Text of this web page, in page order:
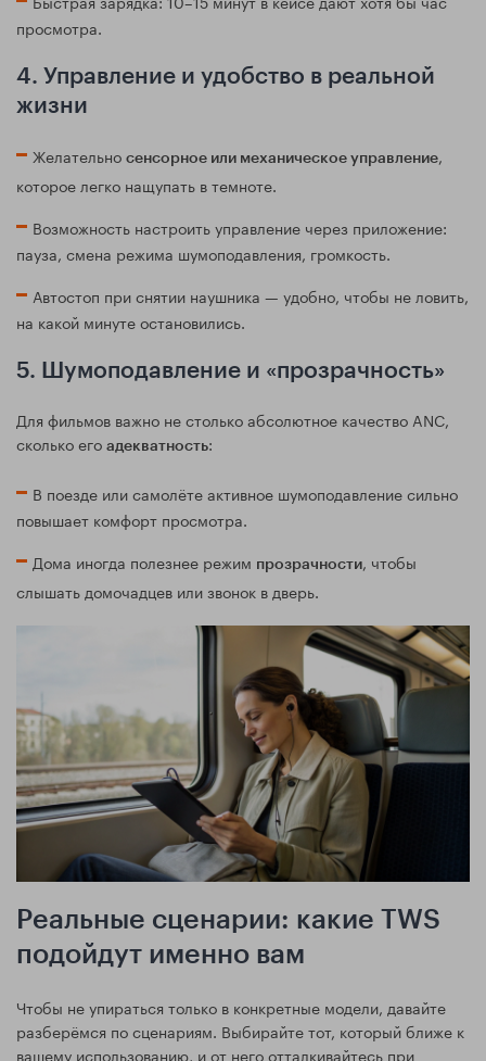
просмотра.
4. Управление и удобство в реальной
жизни
Желательно сенсорное или механическое управление,
которое легко нащупать в темноте.
Возможность настроить управление через приложение:
пауза, смена режима шумоподавления, громкость.
Автостоп при снятии наушника — удобно, чтобы не ловить,
на какой минуте остановились.
5. Шумоподавление и «прозрачность»
Для фильмов важно не столько абсолютное качество ANC,
сколько его адекватность:
В поезде или самолёте активное шумоподавление сильно
повышает комфорт просмотра.
Дома иногда полезнее режим прозрачности, чтобы
слышать домочадцев или звонок в дверь.
Реальные сценарии: какие TWS
подойдут именно вам
Чтобы не упираться только в конкретные модели, давайте
разберёмся по сценариям. Выбирайте тот, который ближе к
вашему использованию, и от него отталкивайтесь при